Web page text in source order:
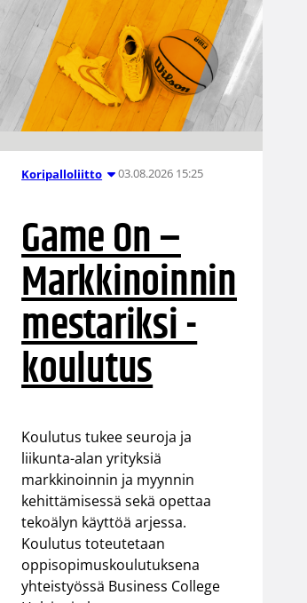
Koripalloliitto 03.08.2026 15:25
Game On –
Markkinoinnin
mestariksi -
koulutus
Koulutus tukee seuroja ja
liikunta-alan yrityksiä
markkinoinnin ja myynnin
kehittämisessä sekä opettaa
tekoälyn käyttöä arjessa.
Koulutus toteutetaan
oppisopimuskoulutuksena
yhteistyössä Business College